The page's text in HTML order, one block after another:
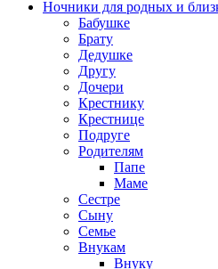
Ночники для родных и
Бабушке
Брату
Дедушке
Другу
Дочери
Крестнику
Крестнице
Подруге
Родителям
Папе
Маме
Сестре
Сыну
Семье
Внукам
Внуку